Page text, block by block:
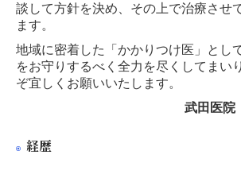
談して方針を決め、その上で治療させ
ます。
地域に密着した「かかりつけ医」とし
をお守りするべく全力を尽くしてまい
ぞ宜しくお願いいたします。
武田医
経歴